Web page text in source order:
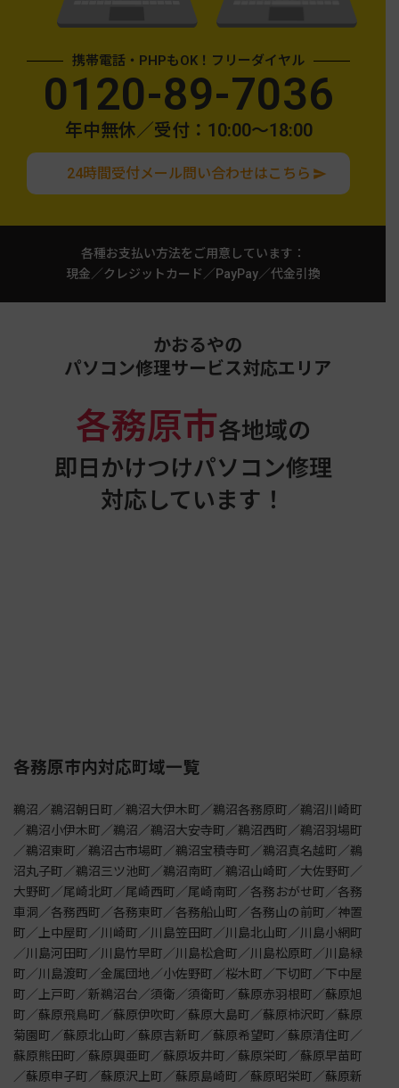
携帯電話・PHPもOK！フリーダイヤル
0120-89-7036
年中無休／受付：10:00〜18:00
24時間受付メール問い合わせはこちら
各種お支払い方法をご用意しています：
現金／クレジットカード／PayPay／代金引換
かおるやの
パソコン修理サービス対応エリア
各務原市各地域の
即日かけつけパソコン修理
対応しています！
各務原市内対応町域一覧
鵜沼／鵜沼朝日町／鵜沼大伊木町／鵜沼各務原町／鵜沼川崎町
／鵜沼小伊木町／鵜沼／鵜沼大安寺町／鵜沼西町／鵜沼羽場町
／鵜沼東町／鵜沼古市場町／鵜沼宝積寺町／鵜沼真名越町／鵜
沼丸子町／鵜沼三ツ池町／鵜沼南町／鵜沼山崎町／大佐野町／
大野町／尾崎北町／尾崎西町／尾崎南町／各務おがせ町／各務
車洞／各務西町／各務東町／各務船山町／各務山の前町／神置
町／上中屋町／川崎町／川島笠田町／川島北山町／川島小網町
／川島河田町／川島竹早町／川島松倉町／川島松原町／川島緑
町／川島渡町／金属団地／小佐野町／桜木町／下切町／下中屋
町／上戸町／新鵜沼台／須衛／須衛町／蘇原赤羽根町／蘇原旭
町／蘇原飛鳥町／蘇原伊吹町／蘇原大島町／蘇原柿沢町／蘇原
菊園町／蘇原北山町／蘇原吉新町／蘇原希望町／蘇原清住町／
蘇原熊田町／蘇原興亜町／蘇原坂井町／蘇原栄町／蘇原早苗町
／蘇原申子町／蘇原沢上町／蘇原島崎町／蘇原昭栄町／蘇原新